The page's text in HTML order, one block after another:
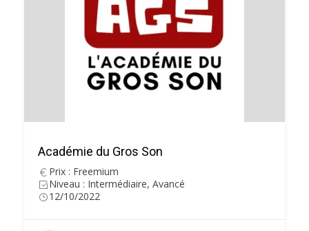
Académie du Gros Son
Prix : Freemium
Niveau : Intermédiaire, Avancé
12/10/2022